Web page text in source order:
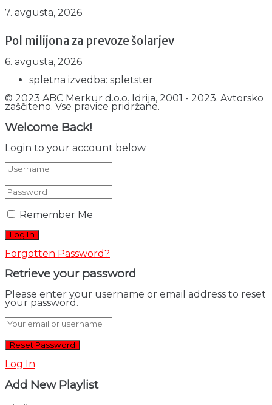
7. avgusta, 2026
Pol milijona za prevoze šolarjev
6. avgusta, 2026
spletna izvedba: spletster
© 2023 ABC Merkur d.o.o. Idrija, 2001 - 2023. Avtorsko
zaščiteno. Vse pravice pridržane.
Welcome Back!
Login to your account below
Remember Me
Forgotten Password?
Retrieve your password
Please enter your username or email address to reset
your password.
Log In
Add New Playlist